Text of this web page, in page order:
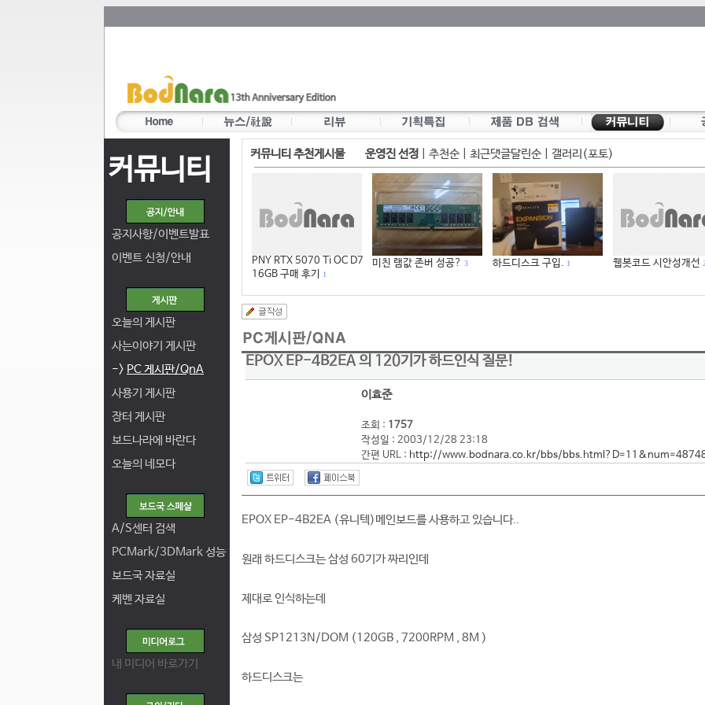
커뮤니티
공지사항/이벤트발표
이벤트 신청/안내
오늘의 게시판
사는이야기 게시판
-> PC 게시판/QnA
사용기 게시판
장터 게시판
보드나라에 바란다
오늘의 네모다
A/S센터 검색
PCMark/3DMark 성능
보드국 자료실
케벤 자료실
내 미디어 바로가기
커뮤니티 추천게시물 운영진 선정 추천순| 최근댓글달린순| 갤러리(포토)
PNY RTX 5070 Ti OC D7
16GB 구매 후기
1
미친 램값 존버 성공? 3 하드디스크 구입. 1 웹봇코드 시안성개선 2
EPOX EP-4B2EA 의 120기가 하드인식 질문!
이효준
조회 : 1757
작성일 : 2003/12/28 23:18
간편 URL : http://www.bodnara.co.kr/bbs/
EPOX EP-4B2EA (유니텍)메인보드를 사용하고 있습니다..
원래 하드디스크는 삼성 60기가 짜리인데
제대로 인식하는데
삼성 SP1213N/DOM (120GB , 7200RPM , 8M )
하드디스크는